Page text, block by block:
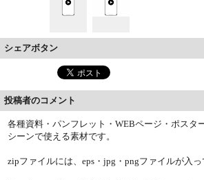
シェアボタン
投稿者のコメント
各種資料・パンフレット・WEBページ・ポスタ
シーンで使える素材です。
zipファイルには、eps・jpg・pngファイルが入っ